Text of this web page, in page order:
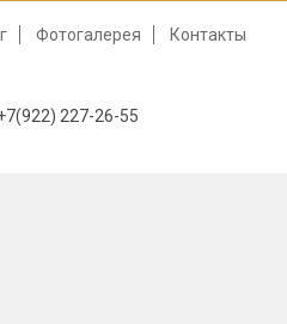
Фотогалерея Контакты
+7(922) 227-26-55